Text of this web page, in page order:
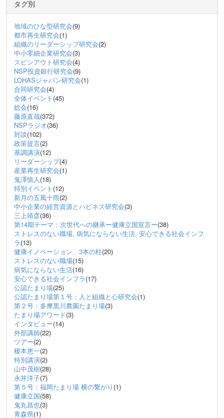
タグ別
地域のひな型研究会(9)
都市再生研究会(1)
組織のリーダーシップ研究会(2)
中小零細企業研究会(3)
スピンアウト研究会(4)
NSP投資銀行研究会(9)
LOHASジャパン研究会(1)
合同研究会(4)
全体イベント (45)
総会(16)
藤原直哉(372)
NSPラジオ(36)
対談(102)
政策提言(2)
基調講演(12)
リーダーシップ(4)
産業再生研究会(1)
鬼澤慎人(18)
特別イベント (12)
新月の五風十雨(2)
中小企業の経営資源とハピネス研究会(3)
三上靖彦(36)
第14期テーマ：次世代への継承ー健康立国宣言ー(38)
ストレスのない職場, 病気にならない生活, 安心できる社会インフ
ラ(13)
健康イノベーション、3本の柱(20)
ストレスのない職場(15)
病気にならない生活(16)
安心できる社会インフラ(17)
公認たまり場(25)
公認たまり場第１号：人と組織と心研究会(1)
第２号：多摩黒川農園たまり場(3)
たまり場アワード(3)
インタビュー(14)
外部講師(22)
ツアー(2)
榎本恵一(2)
特別講演(2)
山中茂樹(28)
永井洋子(7)
第５号：福岡たまり場 横の繋がり (1)
健康立国(58)
鬼丸昌也(3)
青森県(1)